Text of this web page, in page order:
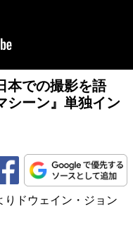
本での撮影を語
シーン』単独イン
ドウェイン・ジョン